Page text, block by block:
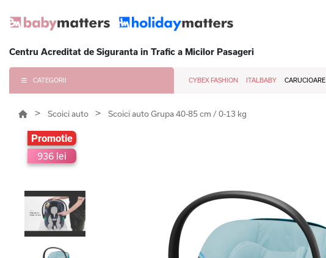
Centru Acreditat de Siguranta in Trafic a Micilor Pasageri
CATEGORII CYBEX FASHION ITALBABY CARUCIOARE
Scoici auto Scoici auto Grupa 40-85 cm / 0-13 kg
Promotie
936 lei